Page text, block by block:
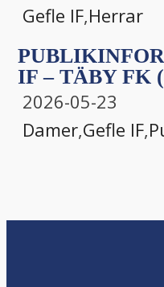
Gefle IF,Herrar
IF – TÄBY FK
2026-05-23
Damer,Gefle IF,